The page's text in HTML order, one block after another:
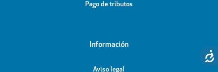
Pago de tributos
Información
Aviso legal